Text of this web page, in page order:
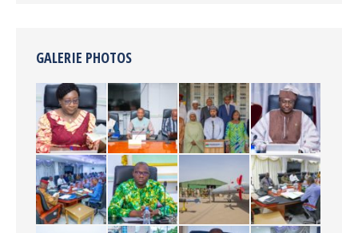
GALERIE PHOTOS